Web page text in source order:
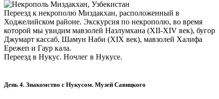
Переезд к некрополю Миздакхан, расположенный в
Ходжелийском районе. Экскурсия по некрополю, во время
которой мы увидим мавзолей Назлумхана (XII-XIV век), бугор
Джумарт кассаб, Шамун Наби (XIX век), мавзолей Халифа
Ережеп и Гаур кала.
Переезд в Нукус. Ночлег в Нукусе.
День 4. Знакомство с Нукусом. Музей Савицкого